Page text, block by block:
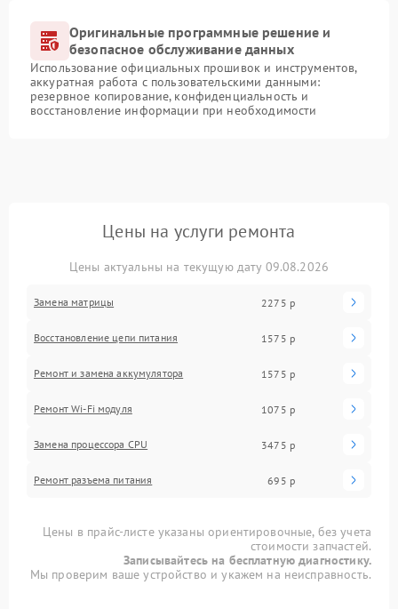
Оригинальные программные решение и
безопасное обслуживание данных
Использование официальных прошивок и инструментов,
аккуратная работа с пользовательскими данными:
резервное копирование, конфиденциальность и
восстановление информации при необходимости
Цены на услуги ремонта
Цены актуальны на текущую дату 09.08.2026
Замена матрицы 2275 р
Восстановление цепи питания 1575 р
Ремонт и замена аккумулятора 1575 р
Ремонт Wi-Fi модуля 1075 р
Замена процессора CPU 3475 р
Ремонт разъема питания 695 р
Цены в прайс-листе указаны ориентировочные, без учета
стоимости запчастей.
Записывайтесь на бесплатную диагностику.
Мы проверим ваше устройство и укажем на неисправность.